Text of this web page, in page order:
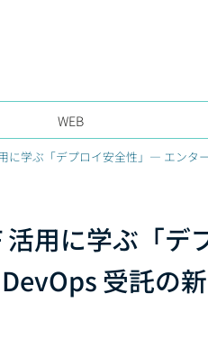
WEB
に学ぶ「デプロイ安全性」— エンタ
活用に学ぶ「
受託の